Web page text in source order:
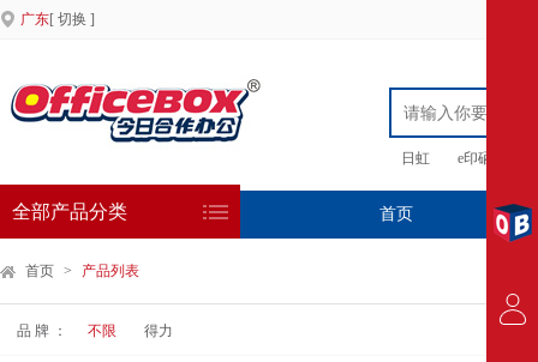
广东[ 切换 ]
日虹 e印硒鼓
全部产品分类 首页 专
首页 > 产品列表
品 牌 ： 不限 得力